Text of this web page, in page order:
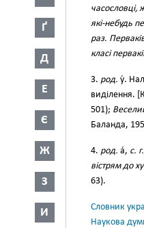
Ґ
Д
Е
Є
Ж
З
И
часословці,
які-небудь
раз.
класі
3. род. у́.
виділення.
501);
Баланда,
4. род. а́, с.
вістрям до
63).
Словник
Наукова